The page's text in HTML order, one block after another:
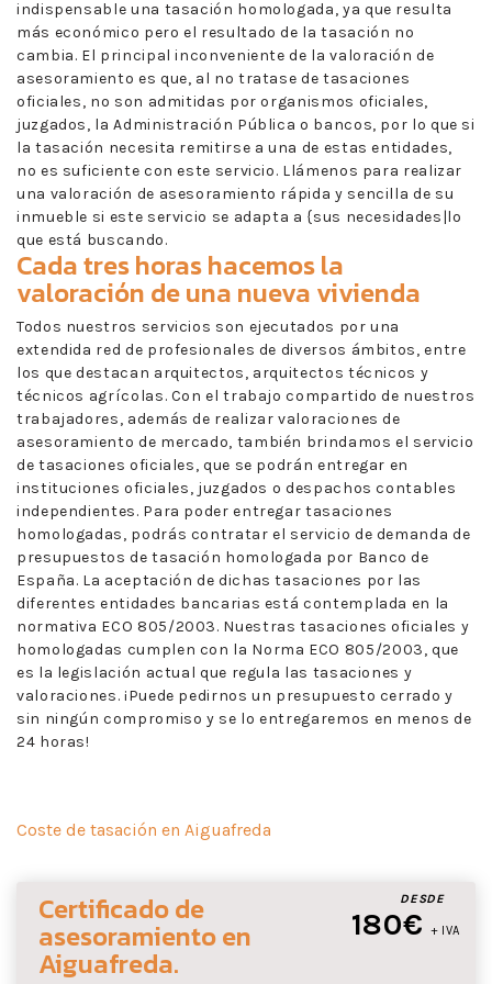
indispensable una tasación homologada, ya que resulta
más económico pero el resultado de la tasación no
cambia. El principal inconveniente de la valoración de
asesoramiento es que, al no tratase de tasaciones
oficiales, no son admitidas por organismos oficiales,
juzgados, la Administración Pública o bancos, por lo que si
la tasación necesita remitirse a una de estas entidades,
no es suficiente con este servicio. Llámenos para realizar
una valoración de asesoramiento rápida y sencilla de su
inmueble si este servicio se adapta a {sus necesidades|lo
que está buscando.
Cada tres horas hacemos la
valoración de una nueva vivienda
Todos nuestros servicios son ejecutados por una
extendida red de profesionales de diversos ámbitos, entre
los que destacan arquitectos, arquitectos técnicos y
técnicos agrícolas. Con el trabajo compartido de nuestros
trabajadores, además de realizar valoraciones de
asesoramiento de mercado, también brindamos el servicio
de tasaciones oficiales, que se podrán entregar en
instituciones oficiales, juzgados o despachos contables
independientes. Para poder entregar tasaciones
homologadas, podrás contratar el servicio de demanda de
presupuestos de tasación homologada por Banco de
España. La aceptación de dichas tasaciones por las
diferentes entidades bancarias está contemplada en la
normativa ECO 805/2003. Nuestras tasaciones oficiales y
homologadas cumplen con la Norma ECO 805/2003, que
es la legislación actual que regula las tasaciones y
valoraciones. ¡Puede pedirnos un presupuesto cerrado y
sin ningún compromiso y se lo entregaremos en menos de
24 horas!
Coste de tasación en Aiguafreda
DESDE
180€ + IVA
Certificado de
asesoramientoen
Aiguafreda.